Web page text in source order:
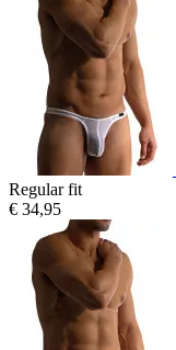
Regular fit
€ 34,95